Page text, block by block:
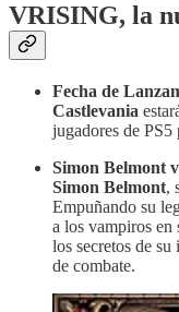
VRISING, la
Fecha de
Castlevania
jugadores de PS5
Simon Belmont
Simon Belmont,
Empuñando su
a los vampiros en
los secretos de
de combate.